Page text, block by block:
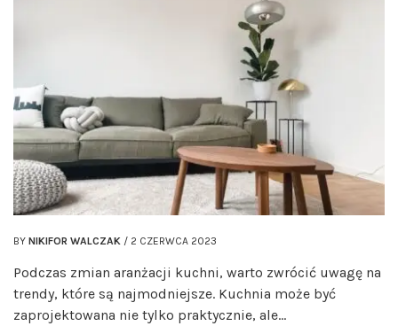
BY NIKIFOR WALCZAK / 2 CZERWCA 2023
Podczas zmian aranżacji kuchni, warto zwrócić uwagę na
trendy, które są najmodniejsze. Kuchnia może być
zaprojektowana nie tylko praktycznie, ale…